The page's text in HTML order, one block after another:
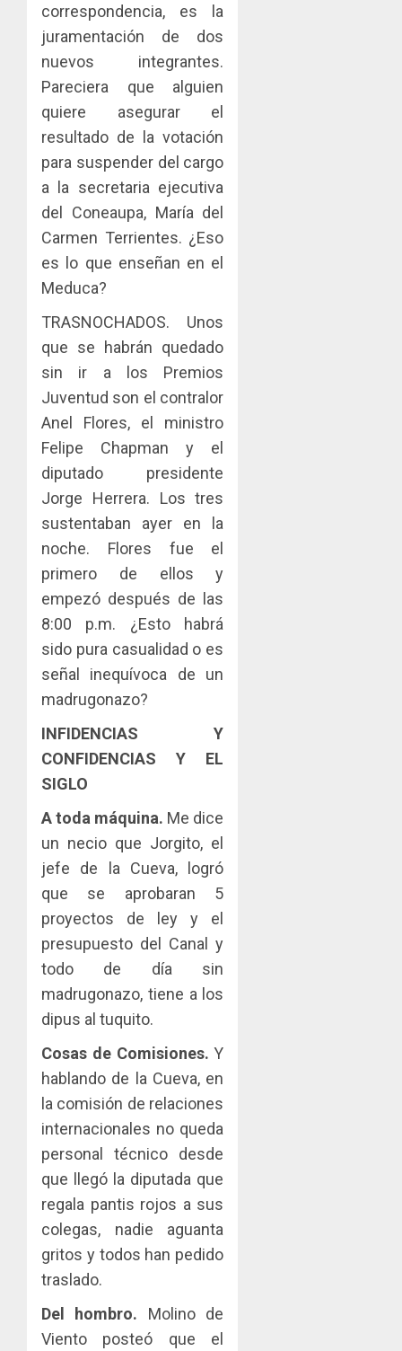
correspondencia, es la
juramentación de dos
nuevos integrantes.
Pareciera que alguien
quiere asegurar el
resultado de la votación
para suspender del cargo
a la secretaria ejecutiva
del Coneaupa, María del
Carmen Terrientes. ¿Eso
es lo que enseñan en el
Meduca?
TRASNOCHADOS. Unos
que se habrán quedado
sin ir a los Premios
Juventud son el contralor
Anel Flores, el ministro
Felipe Chapman y el
diputado presidente
Jorge Herrera. Los tres
sustentaban ayer en la
noche. Flores fue el
primero de ellos y
empezó después de las
8:00 p.m. ¿Esto habrá
sido pura casualidad o es
señal inequívoca de un
madrugonazo?
INFIDENCIAS Y
CONFIDENCIAS Y EL
SIGLO
A toda máquina. Me dice
un necio que Jorgito, el
jefe de la Cueva, logró
que se aprobaran 5
proyectos de ley y el
presupuesto del Canal y
todo de día sin
madrugonazo, tiene a los
dipus al tuquito.
Cosas de Comisiones. Y
hablando de la Cueva, en
la comisión de relaciones
internacionales no queda
personal técnico desde
que llegó la diputada que
regala pantis rojos a sus
colegas, nadie aguanta
gritos y todos han pedido
traslado.
Del hombro. Molino de
Viento posteó que el